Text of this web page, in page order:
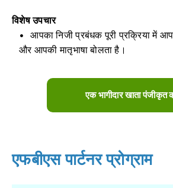
विशेष उपचार
आपका निजी प्रबंधक पूरी प्रक्रिया में
और आपकी मातृभाषा बोलता है।
एक भागीदार खाता पंजीकृत
एफबीएस पार्टनर प्रोग्राम